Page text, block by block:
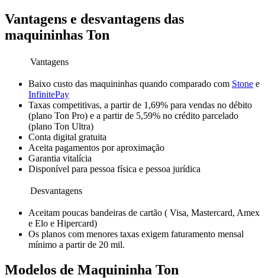
Vantagens e desvantagens das
maquininhas Ton
Vantagens
Baixo custo das maquininhas quando comparado com Stone e
InfinitePay
Taxas competitivas, a partir de 1,69% para vendas no débito
(plano Ton Pro) e a partir de 5,59% no crédito parcelado
(plano Ton Ultra)
Conta digital gratuita
Aceita pagamentos por aproximação
Garantia vitalícia
Disponível para pessoa física e pessoa jurídica
Desvantagens
Aceitam poucas bandeiras de cartão ( Visa, Mastercard, Amex
e Elo e Hipercard)
Os planos com menores taxas exigem faturamento mensal
mínimo a partir de 20 mil.
Modelos de Maquininha Ton